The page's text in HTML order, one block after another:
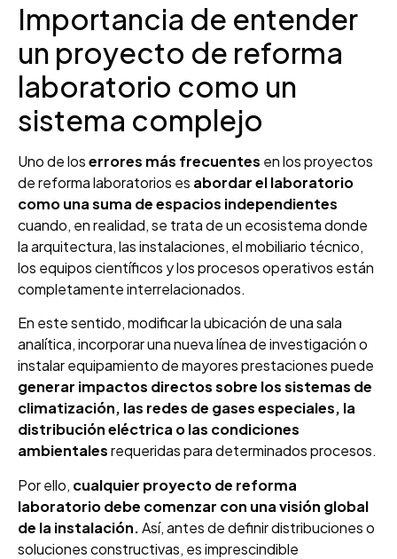
Importancia de entender
un proyecto de reforma
laboratorio como un
sistema complejo
Uno de loserrores más frecuentes en los proyectos
de reforma laboratorios es abordar el laboratorio
como una suma de espacios independientes
cuando, en realidad, se trata de un ecosistema donde
la arquitectura, las instalaciones, el mobiliario técnico,
los equipos científicos y los procesos operativos están
completamente interrelacionados.
En este sentido, modificar la ubicación de una sala
analítica, incorporar una nueva línea de investigación o
instalar equipamiento de mayores prestaciones puede
generar impactos directos sobre los sistemas de
climatización, las redes de gases especiales, la
distribución eléctrica o las condiciones
ambientalesrequeridas para determinados procesos.
Por ello, cualquier proyecto de reforma
laboratorio debe comenzar con una visión global
de la instalación.Así, antes de definir distribuciones o
soluciones constructivas, es imprescindible